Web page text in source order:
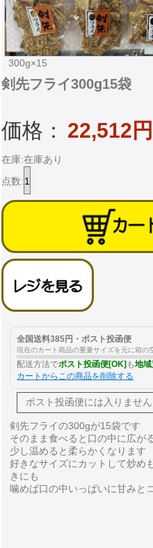
剣先フライ300g15袋
価格： 22,512円
在庫:在庫あり
点数:
全国送料385円・ポスト投函便
現在のカート商品の重量サイズを元に箱の
配送方法でポスト投函便[OK]も地
カートからこの商品を削除する
ポスト投函便には 入りません
剣先フライの300gが15袋です
そのまま食べると口の中に広が
少し温めると柔らかくなります
好きなサイズにカットして炒め
きにも
噛めば口の中いっぱいに甘みと
300g×15